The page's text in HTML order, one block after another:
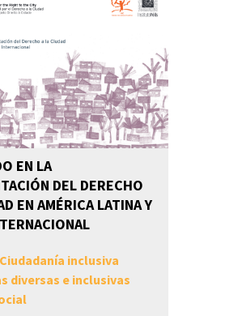
EN LA
DEL DERECHO
EN AMÉRICA LATINA Y
Ciudadanía inclusiva
diversas e inclusivas